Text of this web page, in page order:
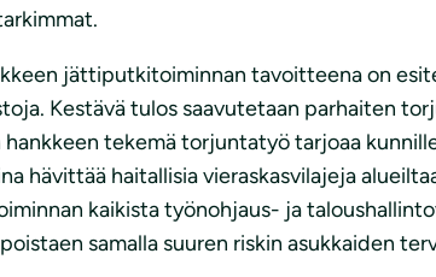
jättiputkitoiminnan tavoitteena on
Kestävä tulos saavutetaan parhaiten
tekemä torjuntatyö tarjoaa
hävittää haitallisia vieraskasvilajeja
kaikista työnohjaus- ja
samalla suuren riskin asukkaiden